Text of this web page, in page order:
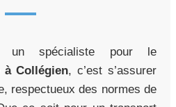
un spécialiste pour le
à Collégien, c’est s’assurer
respectueux des normes de